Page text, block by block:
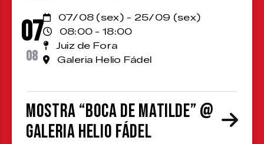
07
08
07/08 (sex) - 25/09 (sex)
08:00 - 18:00
Juiz de Fora
Galeria Helio Fádel
Mostra “Boca de Matilde” @
Galeria Helio Fádel